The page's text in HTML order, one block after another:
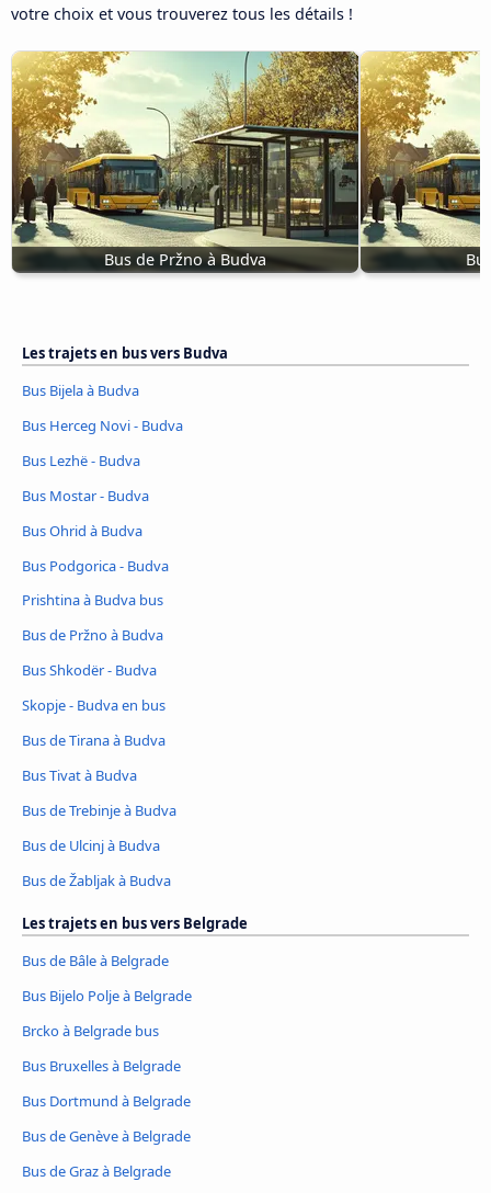
votre choix et vous trouverez tous les détails !
Bus de Pržno à Budva
Les trajets en bus vers Budva
Bus Bijela à Budva
Bus Herceg Novi - Budva
Bus Lezhë - Budva
Bus Mostar - Budva
Bus Ohrid à Budva
Bus Podgorica - Budva
Prishtina à Budva bus
Bus de Pržno à Budva
Bus Shkodër - Budva
Skopje - Budva en bus
Bus de Tirana à Budva
Bus Tivat à Budva
Bus de Trebinje à Budva
Bus de Ulcinj à Budva
Bus de Žabljak à Budva
Les trajets en bus vers Belgrade
Bus de Bâle à Belgrade
Bus Bijelo Polje à Belgrade
Brcko à Belgrade bus
Bus Bruxelles à Belgrade
Bus Dortmund à Belgrade
Bus de Genève à Belgrade
Bus de Graz à Belgrade